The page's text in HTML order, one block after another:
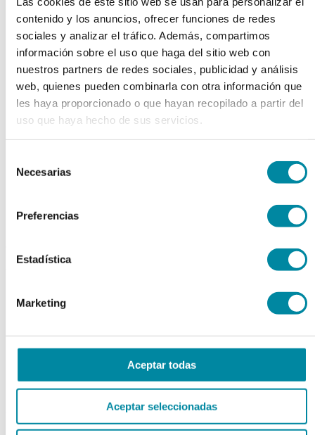
contenido y los anuncios, ofrecer funciones de redes
sociales y analizar el tráfico. Además, compartimos
información sobre el uso que haga del sitio web con
nuestros partners de redes sociales, publicidad y análisis
web, quienes pueden combinarla con otra información que
les haya proporcionado o que hayan recopilado a partir del
uso que haya hecho de sus servicios.
Necesarias
Preferencias
Estadística
Marketing
Aceptar todas
Aceptar seleccionadas
chevron_left chevron_right
LEVADURA DE SELENIO
1000MCG/G
Disponibilidad:BAJO RESERVA